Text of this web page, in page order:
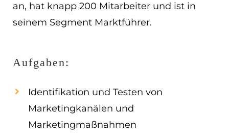
EN
an, hat knapp 200 Mitarbeiter und ist in
seinem Segment Marktführer.
Aufgaben:
Identifikation und Testen von
Marketingkanälen und
Marketingmaßnahmen